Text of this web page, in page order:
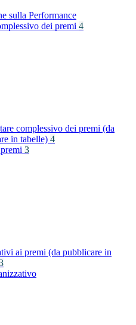
sulla Performance
dei premi 4
complessivo dei premi (da
in tabelle) 4
3
ai premi (da pubblicare in